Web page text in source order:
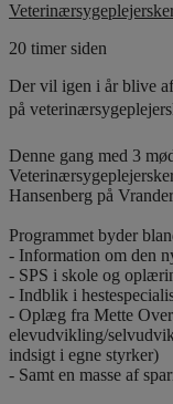
20 timer siden
Der vil igen i år blive
på
Denne gang med 3
Hansenberg på
Programmet byder
- Information om den
- SPS i skole og
- Indblik i
- Oplæg fra Mette
elevudvikling/
indsigt i egne styrker)
- Samt en masse af